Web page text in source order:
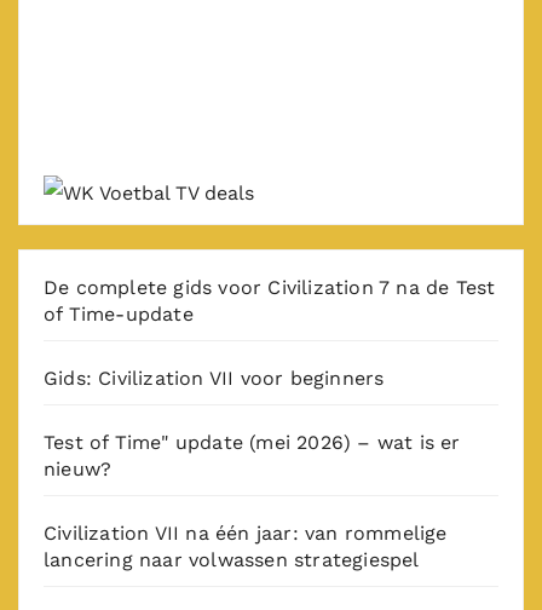
De complete gids voor Civilization 7 na de Test
of Time-update
Gids: Civilization VII voor beginners
Test of Time" update (mei 2026) – wat is er
nieuw?
Civilization VII na één jaar: van rommelige
lancering naar volwassen strategiespel